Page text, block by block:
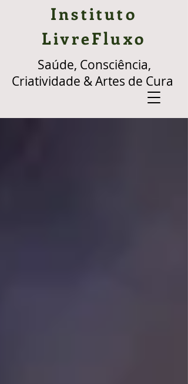
Instituto
LivreFluxo
Saúde, Consciência,
Criatividade & Artes de Cura